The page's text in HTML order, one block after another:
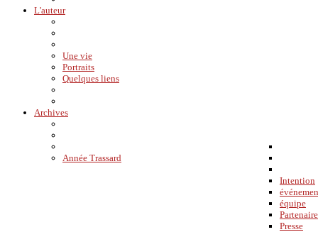
L'auteur
Une vie
Portraits
Quelques liens
Archives
Année Trassard
Intention
équipe
Presse